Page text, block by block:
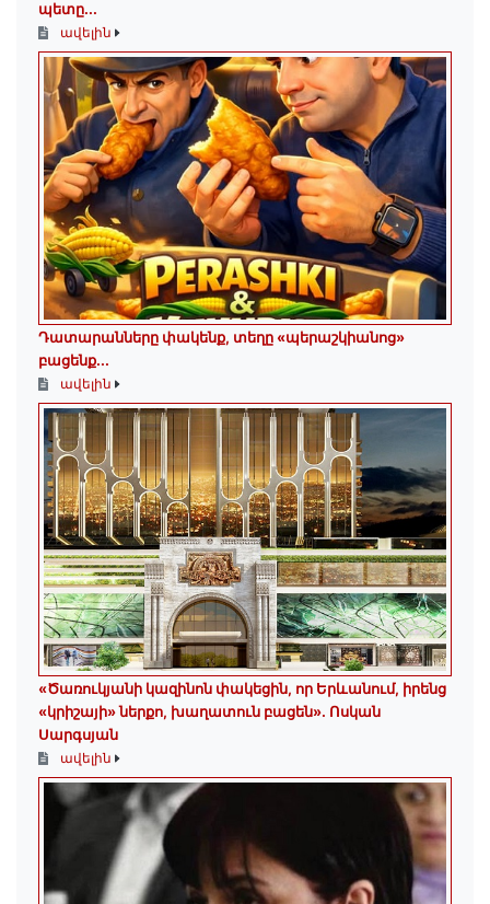
պետը...
ավելին
Դատարանները փակենք, տեղը «պերաշկիանոց»
բացենք․․․
ավելին
«Ծառուկյանի կազինոն փակեցին, որ Երևանում, իրենց
«կրիշայի» ներքո, խաղատուն բացեն»․ Ոսկան
Սարգսյան
ավելին